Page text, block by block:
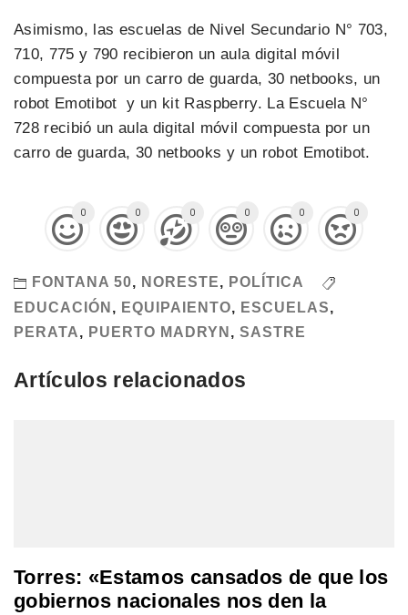
Asimismo, las escuelas de Nivel Secundario N° 703,
710, 775 y 790 recibieron un aula digital móvil
compuesta por un carro de guarda, 30 netbooks, un
robot Emotibot y un kit Raspberry. La Escuela N°
728 recibió un aula digital móvil compuesta por un
carro de guarda, 30 netbooks y un robot Emotibot.
0 0 0 0 0 0
FONTANA 50, NORESTE, POLÍTICA
EDUCACIÓN , EQUIPAIENTO, ESCUELAS,
PERATA, PUERTO MADRYN , SASTRE
Artículos relacionados
Torres: «Estamos cansados de que los
gobiernos nacionales nos den la